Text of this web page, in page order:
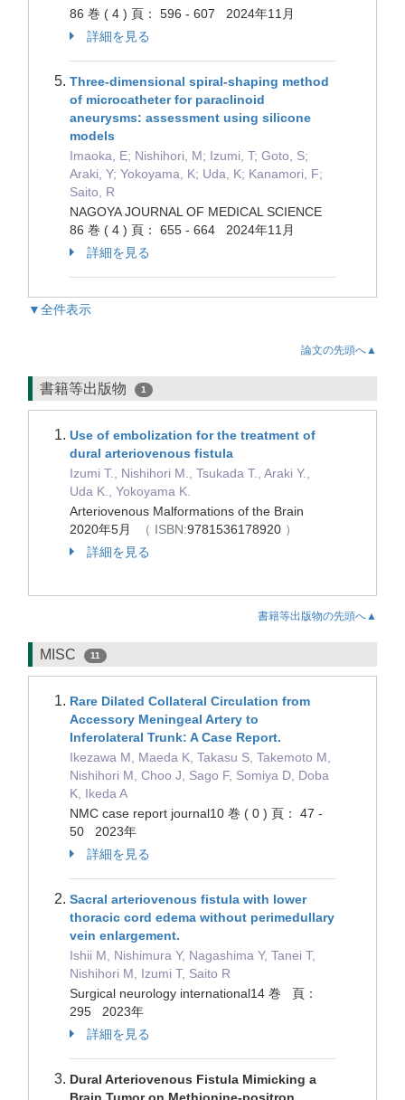
86 巻 ( 4 ) 頁： 596 - 607 2024年11月
詳細を見る
Three-dimensional spiral-shaping method
of microcatheter for paraclinoid
aneurysms: assessment using silicone
models
Imaoka, E; Nishihori, M; Izumi, T; Goto, S;
Araki, Y; Yokoyama, K; Uda, K; Kanamori, F;
Saito, R
NAGOYA JOURNAL OF MEDICAL SCIENCE
86 巻 ( 4 ) 頁： 655 - 664 2024年11月
詳細を見る
▼全件表示
論文の先頭へ▲
書籍等出版物 1
Use of embolization for the treatment of
dural arteriovenous fistula
Izumi T., Nishihori M., Tsukada T., Araki Y.,
Uda K., Yokoyama K.
Arteriovenous Malformations of the Brain
2020年5月
（ ISBN:9781536178920 ）
詳細を見る
書籍等出版物の先頭へ▲
MISC 11
Rare Dilated Collateral Circulation from
Accessory Meningeal Artery to
Inferolateral Trunk: A Case Report.
Ikezawa M, Maeda K, Takasu S, Takemoto M,
Nishihori M, Choo J, Sago F, Somiya D, Doba
K, Ikeda A
NMC case report journal10 巻 ( 0 ) 頁： 47 -
50 2023年
詳細を見る
Sacral arteriovenous fistula with lower
thoracic cord edema without perimedullary
vein enlargement.
Ishii M, Nishimura Y, Nagashima Y, Tanei T,
Nishihori M, Izumi T, Saito R
Surgical neurology international14 巻 頁：
295 2023年
詳細を見る
Dural Arteriovenous Fistula Mimicking a